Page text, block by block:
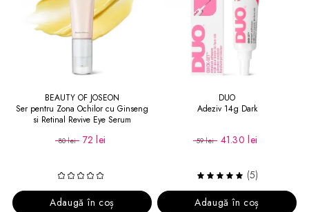
BEAUTY OF JOSEON
Ser pentru Zona Ochilor cu Ginseng
si Retinal Revive Eye Serum
80 lei 72 lei
Adaugă în coș
DUO
Adeziv 14g Dark
59 lei 41.30 lei
(5)
Adaugă în coș